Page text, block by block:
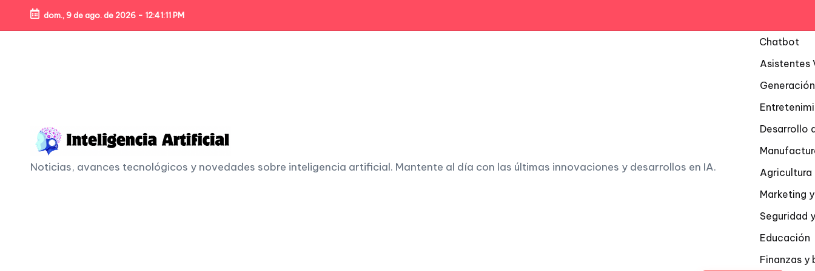
Skip
dom., 9 de ago. de 2026 - 12:41:13 PM
I
Noticias, avances tecnológicos y novedades sobre inteligencia artificial. Mantente al día con las últimas innovaciones y desarrollos en IA.
Chatbot
Asistentes
Desarrollo
Agricultura
Marketing
Seguridad
Educación
Finanzas y